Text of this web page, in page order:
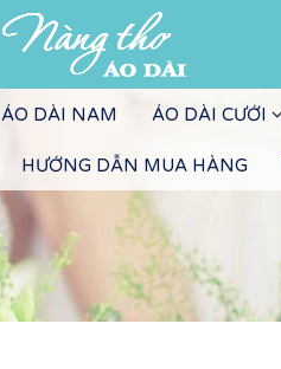
ÁO DÀI NAM ÁO DÀI CƯỚI
HƯỚNG DẪN MUA HÀNG